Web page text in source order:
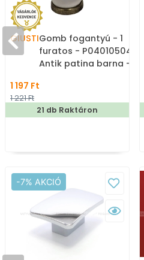
GIUSTIGomb fogantyú - 1
furatos - P04010504 -
Antik patina barna -
porcelánnal kombinált
antikolt fém
1 197 Ft
1 221 Ft
21 db Raktáron
-7% AKCIÓ